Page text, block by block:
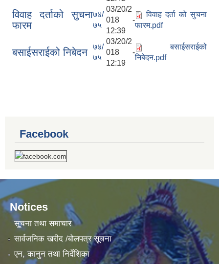
विवाह दर्ताको सुचना
फारम
७४/
७५
03/20/2
018 -
12:39
विवाह दर्ता को सुचना
फारम.pdf
बसाईसराईको निबेदन
७४/
७५
03/20/2
018 -
12:19
बसाईसराईको
निबेदन.pdf
Facebook
Notices
सूचना तथा समाचार
सार्वजनिक खरीद /बोलपत्र सूचना
एन, कानुन तथा निर्देशिका